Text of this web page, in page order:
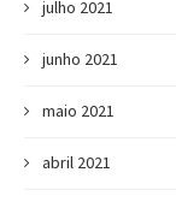
julho 2021
junho 2021
maio 2021
abril 2021